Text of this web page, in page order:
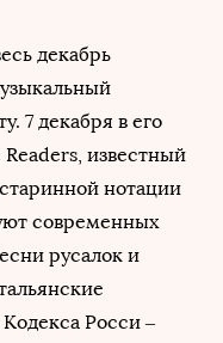
декабрь
7 декабря в его
известный
нотации
современных
русалок и
Росси –